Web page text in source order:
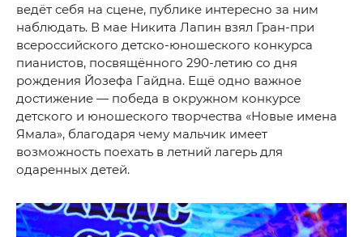
ведёт себя на сцене, публике интересно за ним
наблюдать. В мае Никита Лапин взял Гран-при
всероссийского детско-юношеского конкурса
пианистов, посвящённого 290-летию со дня
рождения Йозефа Гайдна. Ещё одно важное
достижение — победа в окружном конкурсе
детского и юношеского творчества «Новые имена
Ямала», благодаря чему мальчик имеет
возможность поехать в летний лагерь для
одаренных детей.